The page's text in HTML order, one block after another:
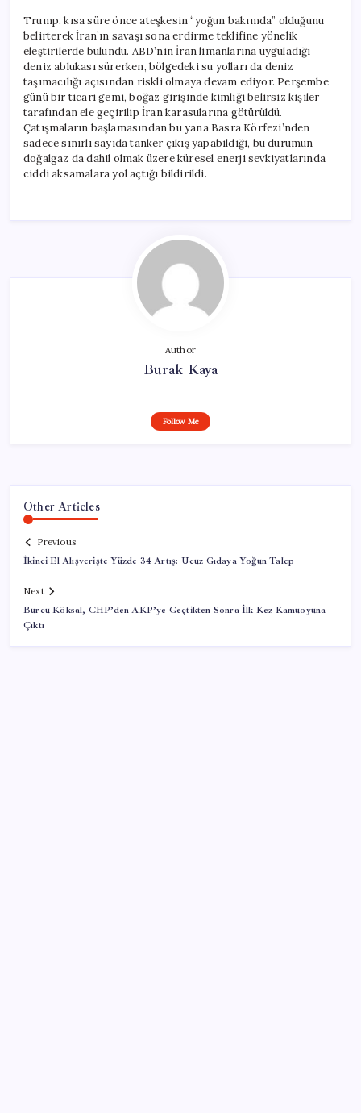
Trump, kısa süre önce ateşkesin “yoğun bakımda” olduğunu
belirterek İran’ın savaşı sona erdirme teklifine yönelik
eleştirilerde bulundu. ABD’nin İran limanlarına uyguladığı
deniz ablukası sürerken, bölgedeki su yolları da deniz
taşımacılığı açısından riskli olmaya devam ediyor. Perşembe
günü bir ticari gemi, boğaz girişinde kimliği belirsiz kişiler
tarafından ele geçirilip İran karasularına götürüldü.
Çatışmaların başlamasından bu yana Basra Körfezi’nden
sadece sınırlı sayıda tanker çıkış yapabildiği, bu durumun
doğalgaz da dahil olmak üzere küresel enerji sevkiyatlarında
ciddi aksamalara yol açtığı bildirildi.
Author
Burak Kaya
Follow Me
Other Articles
Previous
İkinci El Alışverişte Yüzde 34 Artış: Ucuz Gıdaya Yoğun Talep
Next
Burcu Köksal, CHP’den AKP’ye Geçtikten Sonra İlk Kez Kamuoyuna
Çıktı